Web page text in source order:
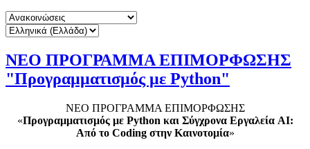
ΝΕΟ ΠΡΟΓΡΑΜΜΑ ΕΠΙΜΟΡΦΩΣΗΣ
"Προγραμματισμός με Python"
ΝΕΟ ΠΡΟΓΡΑΜΜΑ ΕΠΙΜΟΡΦΩΣΗΣ
«Προγραμματισμός με Python και Σύγχρονα Εργαλεία AI:
Από το Coding στην Καινοτομία»